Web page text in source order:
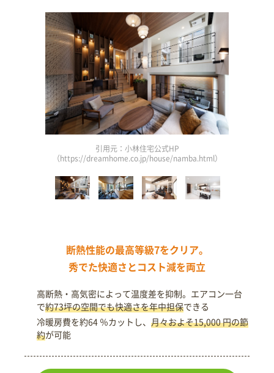
引用元：小林住宅公式HP
（https://dreamhome.co.jp/house/namba.html）
断熱性能の最高等級7をクリア。
秀でた快適さとコスト減を両立
高断熱・高気密によって温度差を抑制。エアコン一台
で約73坪の空間でも快適さを年中担保できる
冷暖房費を約64 ％カットし、 月々およそ15,000 円の節
約が可能